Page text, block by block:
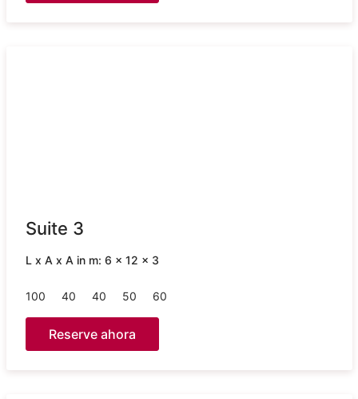
Suite 3
L x A x A in m: 6 x 12 x 3
100 40 40 50 60
Reserve ahora